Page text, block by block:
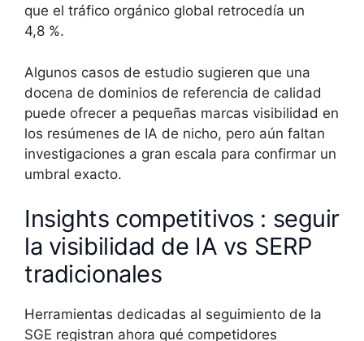
que el tráfico orgánico global retrocedía un
4,8 %.
Algunos casos de estudio sugieren que una
docena de dominios de referencia de calidad
puede ofrecer a pequeñas marcas visibilidad en
los resúmenes de IA de nicho, pero aún faltan
investigaciones a gran escala para confirmar un
umbral exacto.
Insights competitivos : seguir
la visibilidad de IA vs SERP
tradicionales
Herramientas dedicadas al seguimiento de la
SGE registran ahora qué competidores